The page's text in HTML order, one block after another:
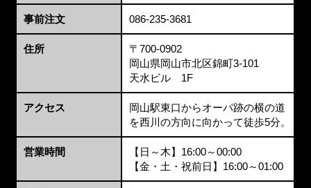
事前注文 086-235-3681
住所
〒700-0902
岡山県岡山市北区錦町3-101
天水ビル 1F
アクセス
岡山駅東口からオーパ跡の横の道
を西川の方向に向かって徒歩5分。
営業時間
【日～木】16:00～00:00
【金・土・祝前日】16:00～01:00